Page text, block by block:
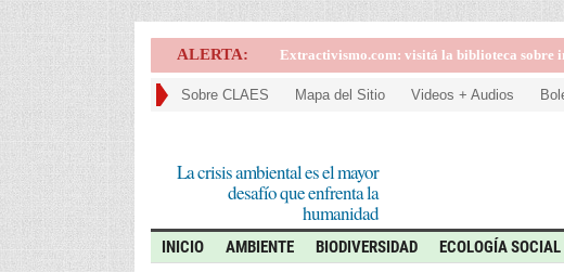
ALERTA: DemocraciaSur.com: nuevo análisis: las
Sobre CLAES Mapa del Sitio Videos + Audios
La crisis ambiental es el mayor
desafío que enfrenta la
humanidad
INICIO AMBIENTE BIODIVERSIDAD ECOLOGÍA SOCIAL